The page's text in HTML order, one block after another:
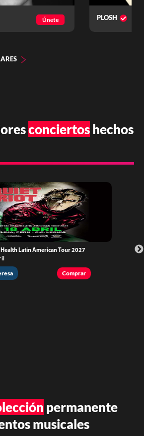
Únete PLOSH
conciertoshechos
Latin American Tour 2027
Comprar
permanente
musicales